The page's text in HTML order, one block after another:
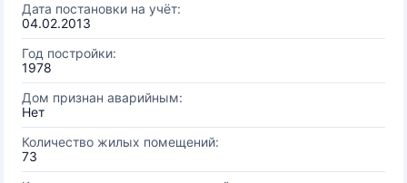
Дата постановки на учёт:
04.02.2013
Год постройки:
1978
Дом признан аварийным:
Нет
Количество жилых помещений:
73